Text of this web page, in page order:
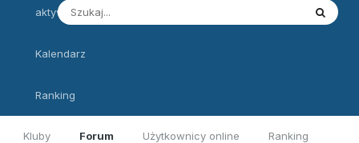
Kluby Forum Użytkownicy online Ranking
aktywność
Kalendarz
Ranking